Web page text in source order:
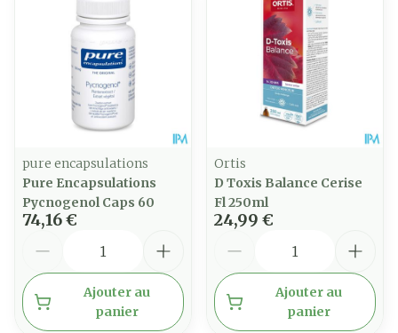
pure encapsulations
Pure Encapsulations
Pycnogenol Caps 60
74,16 €
Ajouter au
panier
Ortis
D Toxis Balance Cerise
Fl 250ml
24,99 €
Ajouter au
panier